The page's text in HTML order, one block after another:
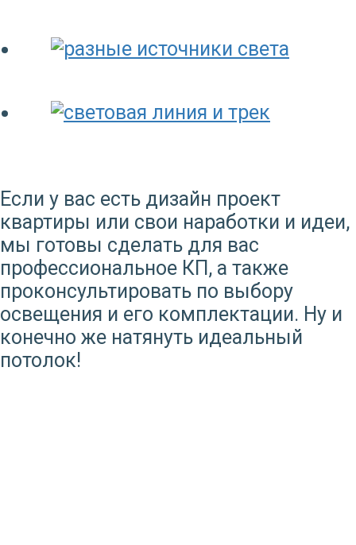
Если у вас есть дизайн проект
квартиры или свои наработки и идеи,
мы готовы сделать для вас
профессиональное КП, а также
проконсультировать по выбору
освещения и его комплектации. Ну и
конечно же натянуть идеальный
потолок!